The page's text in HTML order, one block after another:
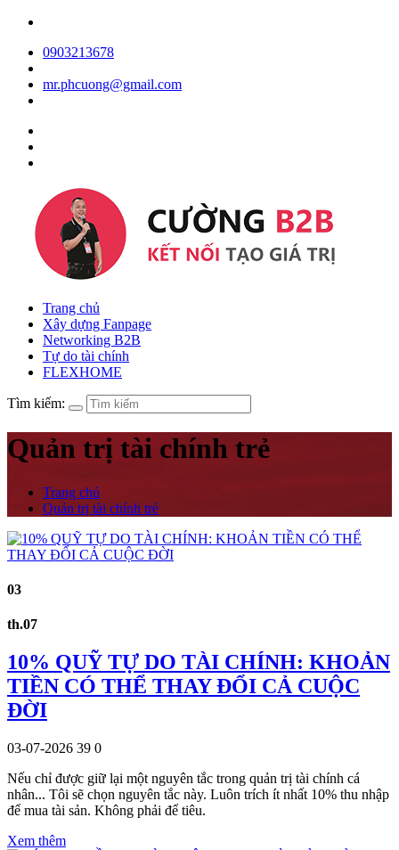
0903213678
mr.phcuong@gmail.com
Trang chủ
Xây dựng Fanpage
Networking B2B
Tự do tài chính
FLEXHOME
Tìm kiếm:
Quản trị tài chính trẻ
Trang chủ
Quản trị tài chính trẻ
03
th.07
10% QUỸ TỰ DO TÀI CHÍNH: KHOẢN
TIỀN CÓ THỂ THAY ĐỔI CẢ CUỘC
ĐỜI
03-07-2026 39 0
Nếu chỉ được giữ lại một nguyên tắc trong quản trị tài chính cá
nhân... Tôi sẽ chọn nguyên tắc này. Luôn trích ít nhất 10% thu nhập
để mua tài sản. Không phải để tiêu.
Xem thêm